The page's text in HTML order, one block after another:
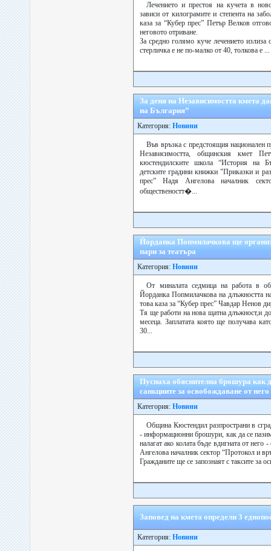
Лечението и престоя на кучета в
зависи от килограмите и степента на
каза за “Кубер прес” Петър Велков
неговото отриване.
За средно голямо куче лечението излиза
стерличка е не по-малко от 40, толкова е ...
За деня на Независимостта кмета
на България”
Категория: Новини
Във връзка с предстоящия национален
Независимостта, общинския кмет
кюстендилските школа “История на
детските градини книжки "Приказки и
прес” Надя Ангелова началник
общественостт�...
Йорданка Попмилачкова ще
пари за театъра
Категория: Новини
От миналата седмица на работа в
Йорданка Попмилачкова на длъжността
това каза за “Кубер прес” Чавдар Ненов
Тя ще работи на нова щатна длъжност,и
месеца. Заплатата която ще получава
30...
Пуснаха обяснителна брошура как
санкциите за освобождаване от него
Категория: Новини
Община Кюстендил разпространи в
- информационни брошури, как да се
налагат ако колата бъде вдигната от
Ангелова началник сектор “Протокол и
Гражданите ще се запознаят с таксите за
Заповед на кмета определи 3
Категория: Новини